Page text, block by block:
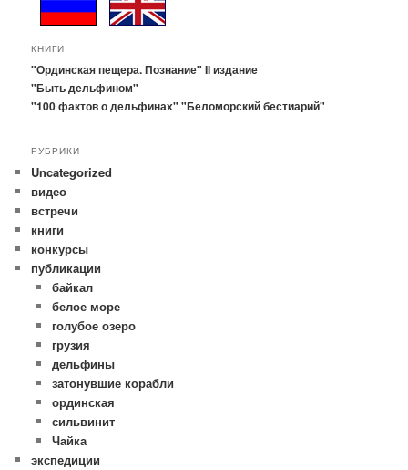
КНИГИ
"Ординская пещера. Познание" II издание
"Быть дельфином"
"100 фактов о дельфинах" "Беломорский бестиарий"
РУБРИКИ
Uncategorized
видео
встречи
книги
конкурсы
публикации
байкал
белое море
голубое озеро
грузия
дельфины
затонувшие корабли
ординская
сильвинит
Чайка
экспедиции